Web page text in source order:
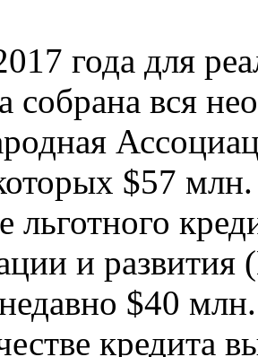
года для
вся
$57 млн.
льготного
и
$40
кредита